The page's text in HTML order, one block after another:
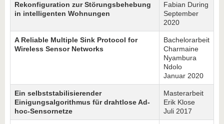
Rekonfiguration zur Störungsbehebung
in intelligenten Wohnungen
Fabian During
September
2020
A Reliable Multiple Sink Protocol for
Wireless Sensor Networks
Bachelorarbeit
Charmaine
Nyambura
Ndolo
Januar 2020
Ein selbststabilisierender
Einigungsalgorithmus für drahtlose Ad-
hoc-Sensornetze
Masterarbeit
Erik Klose
Juli 2017